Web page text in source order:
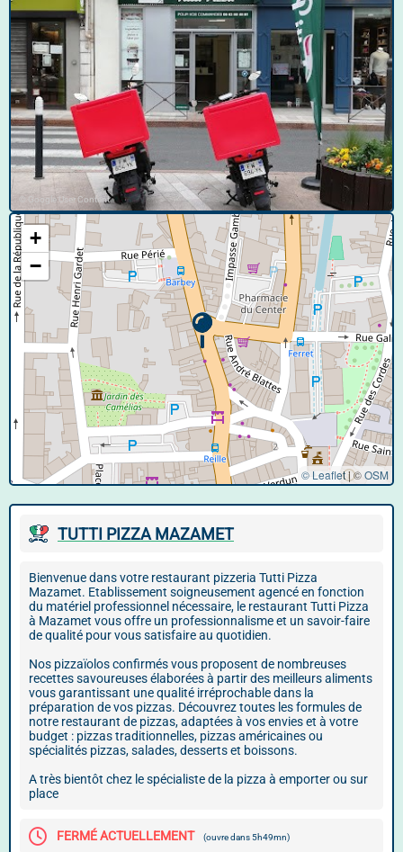
© Google User Content
+
−
© Leaflet|©OSM
TUTTI PIZZA MAZAMET
Bienvenue dans votre restaurant pizzeria Tutti Pizza
Mazamet. Etablissement soigneusement agencé en fonction
du matériel professionnel nécessaire, le restaurant Tutti Pizza
à Mazamet vous offre un professionnalisme et un savoir-faire
de qualité pour vous satisfaire au quotidien.
Nos pizzaïolos confirmés vous proposent de nombreuses
recettes savoureuses élaborées à partir des meilleurs aliments
vous garantissant une qualité irréprochable dans la
préparation de vos pizzas. Découvrez toutes les formules de
notre restaurant de pizzas, adaptées à vos envies et à votre
budget : pizzas traditionnelles, pizzas américaines ou
spécialités pizzas, salades, desserts et boissons.
A très bientôt chez le spécialiste de la pizza à emporter ou sur
place
FERMÉ ACTUELLEMENT (ouvre dans 5h49mn)